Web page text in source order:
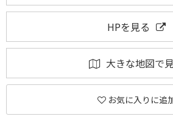
HPを見る
大きな地図で
お気に入りに追